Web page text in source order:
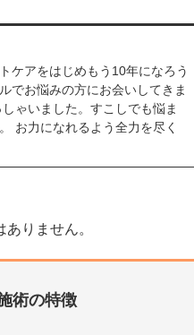
ケアをはじめもう10年になろう
でお悩みの方にお会いしてきま
ゃいました。すこしでも悩ま
お力になれるよう全力を尽く
りません。
術の特徴